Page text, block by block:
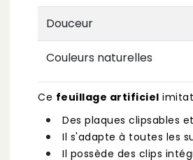
Douceur
Couleurs naturelles
Ce feuillage artificiel
Des plaques clipsables
Il s'adapte à toutes les
Il possède des clips